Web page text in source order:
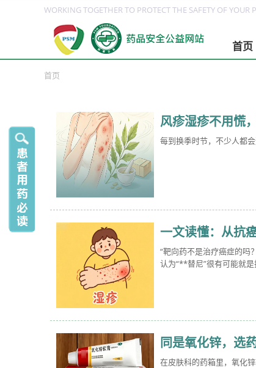
WORKING TOGETHER TO PROTECT THE SAFETY OF YOUR
首页
首页
风疹湿疹不用慌
每到换季时节，不少人都
一文读懂：从抗
“靶向药不是治疗癌症的吗
认为“**替尼”很有可能就是
同是氧化锌，选
在皮肤科的药箱里，氧化